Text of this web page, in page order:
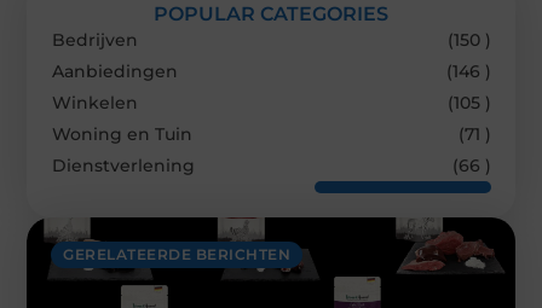
GERELATEERDE BERICHTEN
POPULAR CATEGORIES
Bedrijven
(150 )
Aanbiedingen
(146 )
Winkelen
(105 )
Woning en Tuin
(71 )
Dienstverlening
(66 )